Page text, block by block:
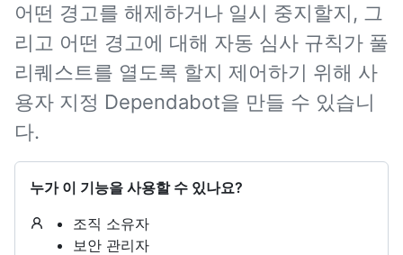
어떤 경고를 해제하거나 일시 중지할지, 그
리고 어떤 경고에 대해 자동 심사 규칙가 풀
리퀘스트를 열도록 할지 제어하기 위해 사
용자 지정 Dependabot을 만들 수 있습니
다.
누가 이 기능을 사용할 수 있나요?
조직 소유자
보안 관리자